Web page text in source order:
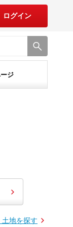
ログイン
ジ
地を探す